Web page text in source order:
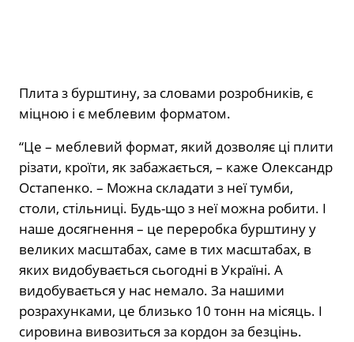
Плита з бурштину, за словами розробників, є
міцною і є меблевим форматом.
“Це – меблевий формат, який дозволяє ці плити
різати, кроїти, як забажається, – каже Олександр
Остапенко. – Можна складати з неї тумби,
столи, стільниці. Будь-що з неї можна робити. І
наше досягнення – це переробка бурштину у
великих масштабах, саме в тих масштабах, в
яких видобувається сьогодні в Україні. А
видобувається у нас немало. За нашими
розрахунками, це близько 10 тонн на місяць. І
сировина вивозиться за кордон за безцінь.